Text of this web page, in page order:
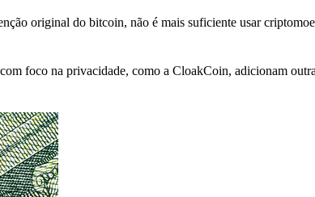
original do bitcoin, não é mais suficiente usar
foco na privacidade, como a CloakCoin, adicionam